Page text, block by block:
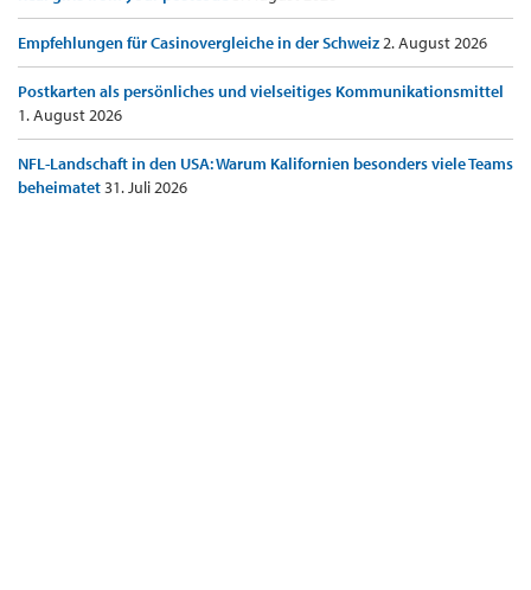
Empfehlungen für Casinovergleiche in der Schweiz2. August 2026
Postkarten als persönliches und vielseitiges Kommunikationsmittel
1. August 2026
NFL-Landschaft in den USA: Warum Kalifornien besonders viele Teams
beheimatet31. Juli 2026